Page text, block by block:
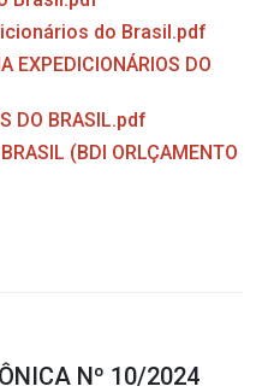
do Brasil.pdf
EXPEDICIONÁRIOS DO
DO BRASIL.pdf
(BDI ORLÇAMENTO
Nº 10/2024